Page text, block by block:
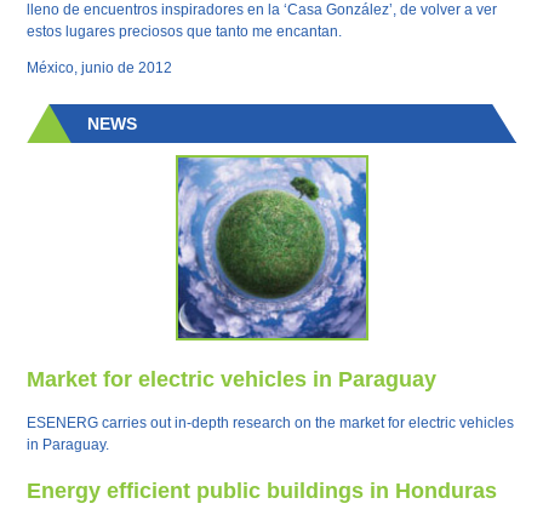
lleno de encuentros inspiradores en la ‘Casa González’, de volver a ver
estos lugares preciosos que tanto me encantan.
México, junio de 2012
NEWS
Market for electric vehicles in Paraguay
ESENERG carries out in-depth research on the market for electric vehicles
in Paraguay.
Energy efficient public buildings in Honduras